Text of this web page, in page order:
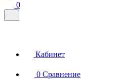
0
Кабинет
0 Сравнение